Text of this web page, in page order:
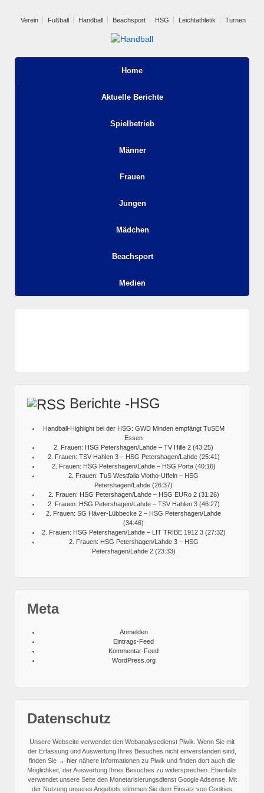
Verein Fußball Handball Beachsport HSG Leichtathletik Turnen
Home
Aktuelle Berichte
Spielbetrieb
Männer
Frauen
Jungen
Mädchen
Beachsport
Medien
Berichte -HSG
Handball-Highlight bei der HSG: GWD Minden empfängt TuSEM
Essen
2. Frauen: HSG Petershagen/Lahde – TV Hille 2 (43:25)
2. Frauen: TSV Hahlen 3 – HSG Petershagen/Lahde (25:41)
2. Frauen: HSG Petershagen/Lahde – HSG Porta (40:16)
2. Frauen: TuS Westfalia Vlotho-Uffeln – HSG
Petershagen/Lahde (26:37)
2. Frauen: HSG Petershagen/Lahde – HSG EURo 2 (31:26)
2. Frauen: HSG Petershagen/Lahde – TSV Hahlen 3 (46:27)
2. Frauen: SG Häver-Lübbecke 2 – HSG Petershagen/Lahde
(34:46)
2. Frauen: HSG Petershagen/Lahde – LIT TRIBE 1912 3 (27:32)
2. Frauen: HSG Petershagen/Lahde 3 – HSG
Petershagen/Lahde 2 (23:33)
Meta
Anmelden
Eintrags-Feed
Kommentar-Feed
WordPress.org
Datenschutz
Unsere Webseite verwendet den Webanalysedienst Piwik. Wenn Sie mit
der Erfassung und Auswertung Ihres Besuches nicht einverstanden sind,
finden Sie → hier nähere Informationen zu Piwik und finden dort auch die
Möglichkeit, der Auswertung Ihres Besuches zu widersprechen. Ebenfalls
verwendet unsere Seite den Monetarisierungsdienst Google Adsense. Mit
der Nutzung unseres Angebots stimmen Sie dem Einsatz von Cookies